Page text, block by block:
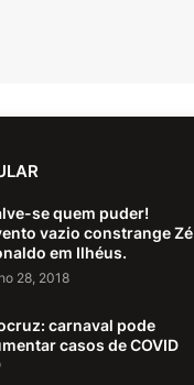
se quem puder!
vazio constrange Zé
em Ilhéus.
28, 2018
carnaval pode
casos de COVID